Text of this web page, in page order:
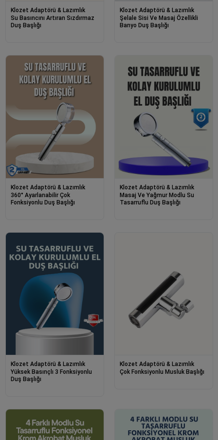
Klozet Adaptörü & Lazımlık
Su Basıncını Artıran Sızdırmaz
Duş Başlığı
Klozet Adaptörü & Lazımlık
Şelale Sisi Ve Masaj Özellikli
Banyo Duş Başlığı
Klozet Adaptörü & Lazımlık
360° Ayarlanabilir Çok
Fonksiyonlu Duş Başlığı
Klozet Adaptörü & Lazımlık
Masaj Ve Yağmur Modlu Su
Tasarruflu Duş Başlığı
Klozet Adaptörü & Lazımlık
Yüksek Basınçlı 3 Fonksiyonlu
Duş Başlığı
Klozet Adaptörü & Lazımlık
Çok Fonksiyonlu Musluk Başlığı